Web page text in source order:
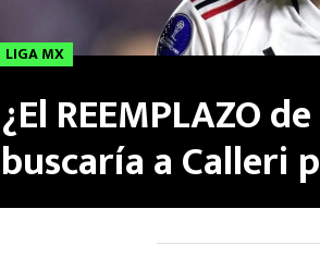
LIGA MX
¿El REEMPLAZO
buscaría a Calleri
Fichajes